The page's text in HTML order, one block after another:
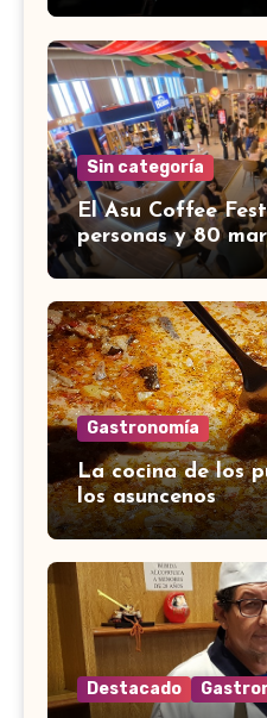
Sin categoría
El Asu Coffee
personas y 80
Gastronomía
La cocina de los
los asuncenos
Destacado